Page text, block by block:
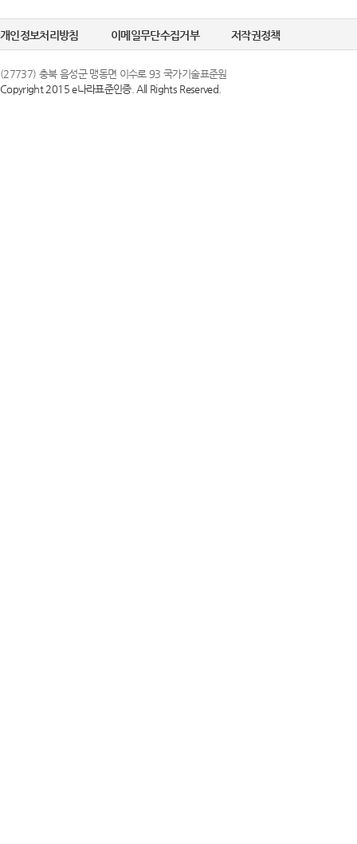
개인정보처리방침 이메일무단수집거부 저작권정책
(27737) 충북 음성군 맹동면 이수로 93 국가기술표준원
Copyright 2015 e나라표준인증. All Rights Reserved.